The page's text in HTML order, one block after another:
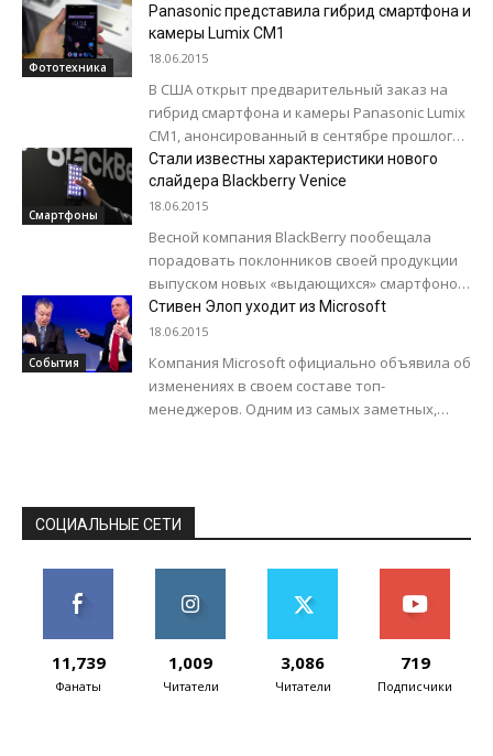
компания стала последней из шести
десятков производителей мобильных
устройств,...
Фототехника
Panasonic представила гибрид смартфона и
камеры Lumix CM1
18.06.2015
В США открыт предварительный заказ на
гибрид смартфона и камеры Panasonic Lumix
CM1, анонсированный в сентябре прошлого
года и демонстрировавшийся в этом году
на...
Смартфоны
Стали известны характеристики нового
слайдера Blackberry Venice
18.06.2015
Весной компания BlackBerry пообещала
порадовать поклонников своей продукции
выпуском новых «выдающихся» смартфонов.
Тогда сетевые источники называли имя
одной из готовящихся к выпуску моделей —...
События
Стивен Элоп уходит из Microsoft
18.06.2015
Компания Microsoft официально объявила об
изменениях в своем составе топ-
менеджеров. Одним из самых заметных,
СОЦИАЛЬНЫЕ СЕТИ
11,739
Фанаты
1,009
Читатели
3,086
Читатели
719
Подписчики